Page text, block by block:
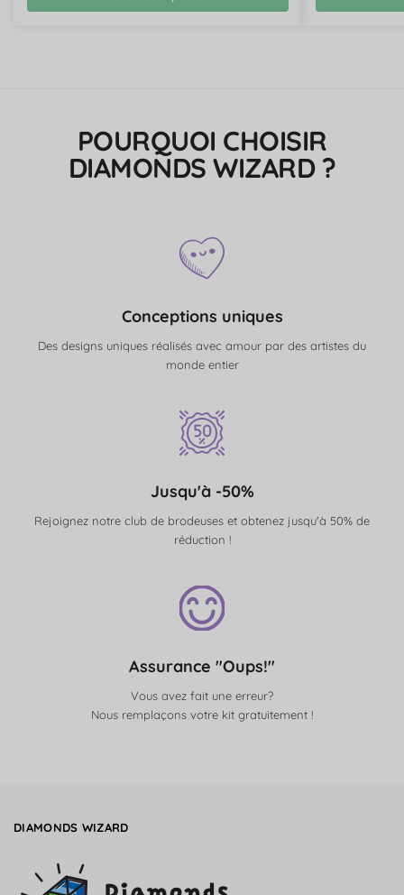
POURQUOI CHOISIR
DIAMONDS WIZARD ?
Conceptions uniques
Des designs uniques réalisés avec amour par des artistes du
monde entier
Jusqu'à -50%
Rejoignez notre club de brodeuses et obtenez jusqu'à 50% de
réduction !
Assurance "Oups!"
Vous avez fait une erreur?
Nous remplaçons votre kit gratuitement !
DIAMONDS WIZARD